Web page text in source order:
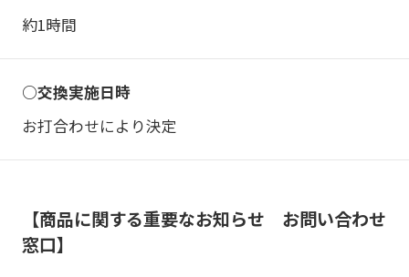
約1時間
○交換実施日時
お打合わせにより決定
【商品に関する重要なお知らせ お問い合わせ
窓口】